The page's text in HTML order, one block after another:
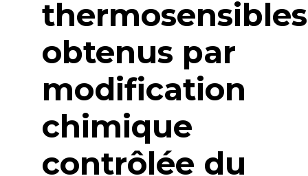
thermosensibles
obtenus par
modification
chimique
contrôlée du